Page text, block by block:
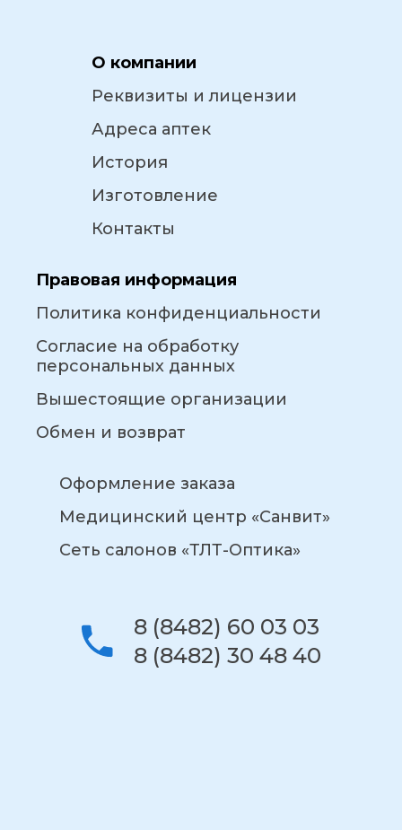
О компании
Реквизиты и лицензии
Адреса аптек
История
Изготовление
Контакты
Правовая информация
Политика конфиденциальности
Согласие на обработку
персональных данных
Вышестоящие организации
Обмен и возврат
Оформление заказа
Медицинский центр «Санвит»
Сеть салонов «ТЛТ-Оптика»
8 (8482) 60 03 03
8 (8482) 30 48 40